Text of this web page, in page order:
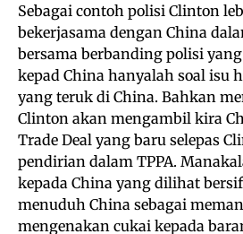
Sebagai contoh polisi Clinton
bekerjasama dengan China
bersama berbanding polisi
kepad China hanyalah soal isu
yang teruk di China. Bahkan
Clinton akan mengambil kira
Trade Deal yang baru selepas
pendirian dalam TPPA.
kepada China yang dilihat
menuduh China sebagai
mengenakan cukai kepada